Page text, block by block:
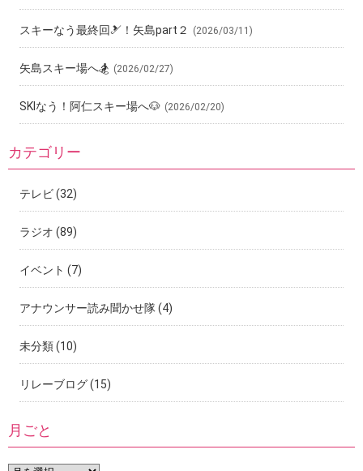
スキーなう最終回🎿！矢島part２ (2026/03/11)
矢島スキー場へ🏂 (2026/02/27)
SKIなう！阿仁スキー場へ🐶 (2026/02/20)
カテゴリー
テレビ(32)
ラジオ (89)
イベント (7)
アナウンサー読み聞かせ隊(4)
未分類(10)
リレーブログ(15)
月ごと